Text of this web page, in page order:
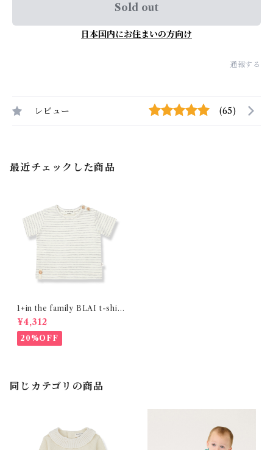
Sold out
日本国内にお住まいの方向け
通報する
レビュー (65)
最近チェックした商品
1+in the family BLAI t-shirt
(Grey)
¥4,312
20%OFF
同じカテゴリの商品